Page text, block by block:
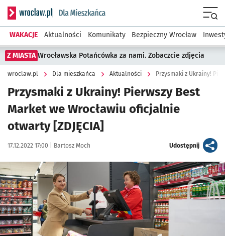
Serwis informacyjny wroclaw.pl podserwis: Dla mieszkańca
WAKACJE Aktualności Komunikaty Bezpieczny Wrocław
Z MIASTA Wrocławska Potańcówka za nami. Zobaczcie zdjęcia
wroclaw.pl Dla mieszkańca Aktualności
Przysmaki z Ukrainy! Pierwszy Best
Market we Wrocławiu oficjalnie
otwarty [ZDJĘCIA]
Data publikacji:
17.12.2022 17:00 | Autor:
Bartosz Moch Udostępnijartykuł
Kliknij, aby zobaczyć galerię